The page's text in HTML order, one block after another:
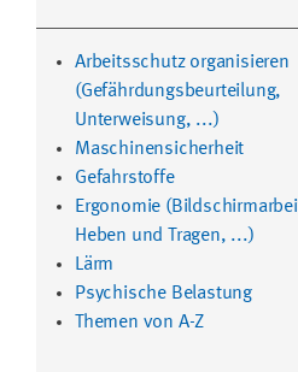
Arbeitsschutz organisieren
(Gefährdungsbeurteilung,
Unterweisung, ...)
Maschinensicherheit
Gefahrstoffe
Ergonomie
Heben und Tragen, ...)
Lärm
Psychische Belastung
Themen von A-Z